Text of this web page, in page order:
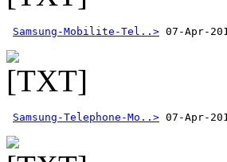
Samsung-Mobilite-Tel..>
Samsung-Telephone-Mo..>